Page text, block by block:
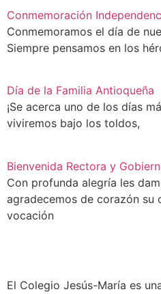
Conmemoración
Conmemoramos el día de
Siempre pensamos en los
Día de la Familia Antioqueña
¡Se acerca uno de los días
viviremos bajo los toldos,
Bienvenida Rectora y
Con profunda alegría les
agradecemos de corazón su
vocación
El Colegio Jesús-María es